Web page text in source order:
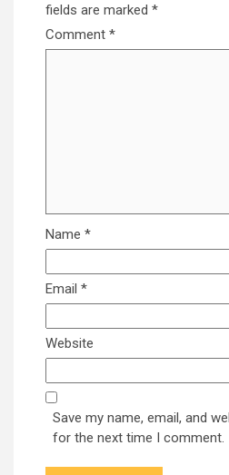
fields are marked *
Comment *
Name *
Email *
Website
Save my name, email, and
for the next time I comment.